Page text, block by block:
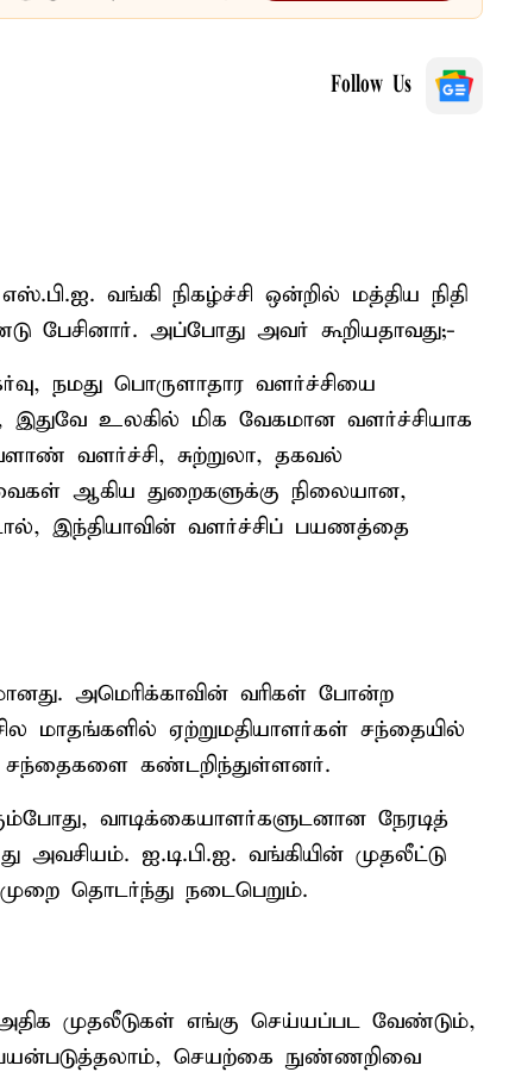
Follow Us
வங்கி நிகழ்ச்சி ஒன்றில் மத்திய நிதி
பேசினார். அப்போது அவர் கூறியதாவது;-
நமது பொருளாதார வளர்ச்சியை
இதுவே உலகில் மிக வேகமான வளர்ச்சியாக
வளர்ச்சி, சுற்றுலா, தகவல்
ஆகிய துறைகளுக்கு நிலையான,
இந்தியாவின் வளர்ச்சிப் பயணத்தை
அமெரிக்காவின் வரிகள் போன்ற
மாதங்களில் ஏற்றுமதியாளர்கள் சந்தையில்
சந்தைகளை கண்டறிந்துள்ளனர்.
​​வாடிக்கையாளர்களுடனான நேரடித்
ஐ.டி.பி.ஐ. வங்கியின் முதலீட்டு
தொடர்ந்து நடைபெறும்.
முதலீடுகள் எங்கு செய்யப்பட வேண்டும்,
செயற்கை நுண்ணறிவை